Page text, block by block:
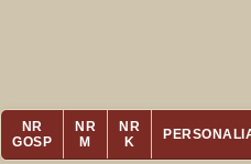
NR
GOSP
NR
M
NR
K